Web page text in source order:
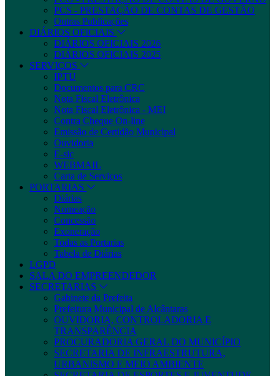
PCS - PRESTAÇÃO DE CONTAS DE GESTÃO
Outras Publicações
DIÁRIOS OFICIAIS
DIÁRIOS OFICIAIS 2026
DIÁRIOS OFICIAIS 2025
SERVIÇOS
IPTU
Documentos para CRC
Nota Fiscal Eletrônica
Nota Fiscal Eletrônica - MEI
Contra Cheque On-line
Emissão de Certidão Municipal
Ouvidoria
E-sic
WEBMAIL
Carta de Serviços
PORTARIAS
Diárias
Nomeação
Concessão
Exoneração
Todas as Portarias
Tabela de Diárias
LGPD
SALA DO EMPREENDEDOR
SECRETARIAS
Gabinete da Prefeita
Prefeitura Municipal de Alcântaras
OUVIDORIA, CONTROLADORIA E
TRANSPARÊNCIA
PROCURADORIA GERAL DO MUNICÍPIO
SECRETARIA DE INFRAESTRUTURA,
URBANISMO E MEIO AMBIENTE